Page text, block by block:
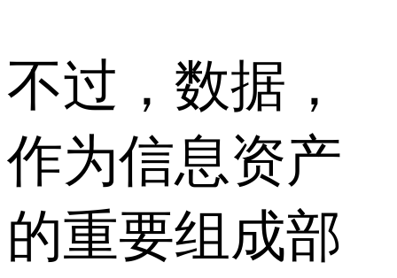
不过，数据，
作为信息资产
的重要组成部